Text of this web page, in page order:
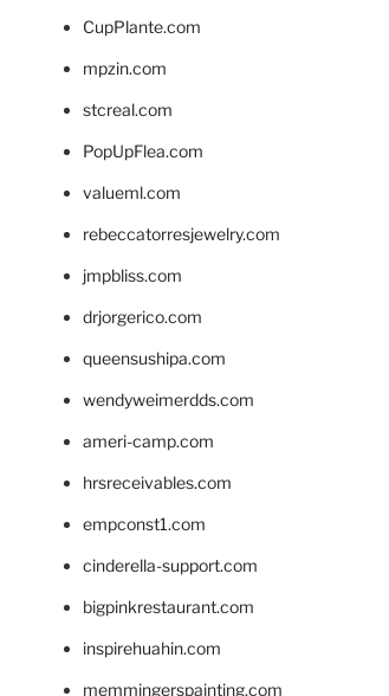
CupPlante.com
mpzin.com
stcreal.com
PopUpFlea.com
valueml.com
rebeccatorresjewelry.com
jmpbliss.com
drjorgerico.com
queensushipa.com
wendyweimerdds.com
ameri-camp.com
hrsreceivables.com
empconst1.com
cinderella-support.com
bigpinkrestaurant.com
inspirehuahin.com
memmingerspainting.com